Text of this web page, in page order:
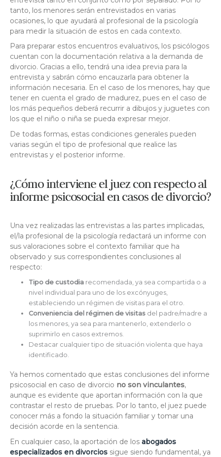
tanto, los menores serán entrevistados en varias
ocasiones, lo que ayudará al profesional de la psicología
para medir la situación de estos en cada contexto.
Para preparar estos encuentros evaluativos, los psicólogos
cuentan con la documentación relativa a la demanda de
divorcio. Gracias a ello, tendrá una idea previa para la
entrevista y sabrán cómo encauzarla para obtener la
información necesaria. En el caso de los menores, hay que
tener en cuenta el grado de madurez, pues en el caso de
los más pequeños deberá recurrir a dibujos y juguetes con
los que el niño o niña se pueda expresar mejor.
De todas formas, estas condiciones generales pueden
varias según el tipo de profesional que realice las
entrevistas y el posterior informe.
¿Cómo interviene el juez con respecto al
informe psicosocial en casos de divorcio?
Una vez realizadas las entrevistas a las partes implicadas,
el/la profesional de la psicología redactará un informe con
sus valoraciones sobre el contexto familiar que ha
observado y sus correspondientes conclusiones al
respecto:
Tipo de custodia recomendada, ya sea compartida o a
nivel individual para uno de los excónyuges,
estableciendo un régimen de visitas para el otro.
Conveniencia del régimen de visitas del padre/madre a
los menores, ya sea para mantenerlo, extenderlo o
suprimirlo en casos extremos.
Destacar cualquier tipo de situación violenta que haya
identificado.
Ya hemos comentado que estas conclusiones del informe
psicosocial en caso de divorcio no son vinculantes,
aunque es evidente que aportan información con la que
contrastar el resto de pruebas. Por lo tanto, el juez puede
conocer más a fondo la situación familiar y tomar una
decisión acorde en la sentencia.
En cualquier caso, la aportación de los abogados
especializados en divorcios sigue siendo fundamental, ya